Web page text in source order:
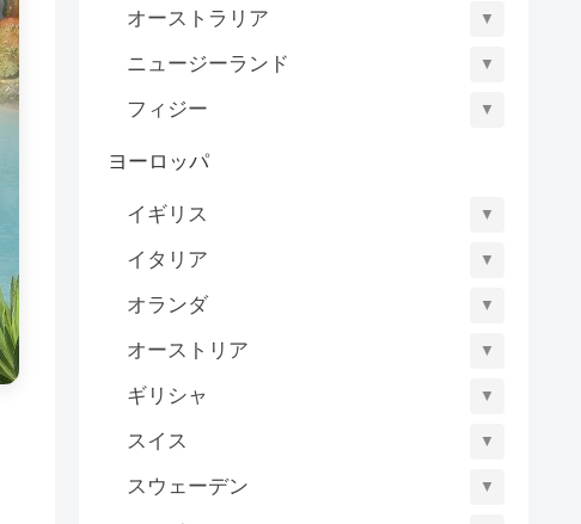
オーストラリア ▼
ニュージーランド ▼
フィジー ▼
ヨーロッパ
イギリス ▼
イタリア ▼
オランダ ▼
オーストリア ▼
ギリシャ ▼
スイス ▼
スウェーデン ▼